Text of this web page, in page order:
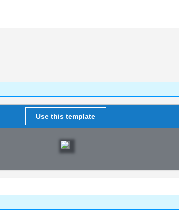
Use this template